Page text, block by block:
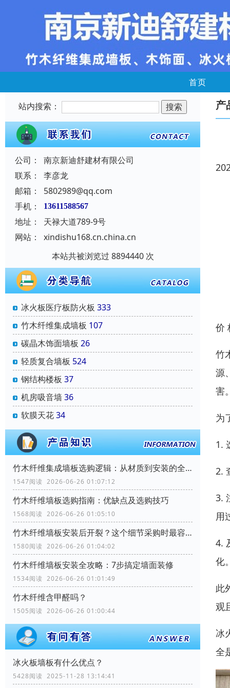
首页
站内搜索：
公司：
南京新迪舒建材有限公司
联系：
李彦龙
邮箱：
5802989@qq.com
手机：
13611588567
地址：
天禄大道789-9号
网站：
xindishu168.cn.china.cn
本站共被浏览过 8894440 次
冰火板医疗板防火板 333
竹木纤维集成墙板 107
碳晶木饰面墙板 26
轻质复合墙板 524
钢结构楼板 37
机房吸音墙36
软膜天花34
竹木纤维集成墙板选购逻辑：从材质到安装的全流程考量
1547阅读 2026-06-26 01:07:12
竹木纤维墙板选购指南：优缺点及选购技巧
1568阅读 2026-06-26 01:05:10
竹木纤维墙板安装后开裂？这个细节采购时最容易忽略
1580阅读 2026-06-26 01:04:02
竹木纤维墙板安装全攻略：7步搞定墙面装修
1534阅读 2026-06-26 01:01:49
竹木纤维含甲醛吗？
1505阅读 2026-06-26 01:00:44
冰火板墙板有什么优点？
5428阅读 2025-11-28 13:14:41
产
价
竹
源
害
为
1.
2.
3.
用
4.
化
此
观
冰
全